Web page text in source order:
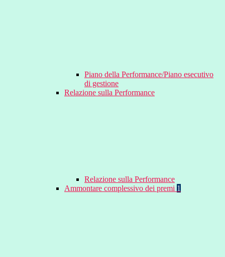
Piano della Performance/Piano esecutivo
di gestione
Relazione sulla Performance
Relazione sulla Performance
Ammontare complessivo dei premi 1